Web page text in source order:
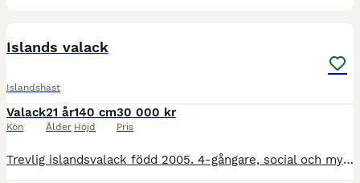
Islands valack
Islandshäst
Valack
Kön
21 år
Ålder
140 cm
Höjd
30 000 kr
Pris
Trevlig islandsvalack född 2005. 4-gångare, social och mycket snäll. Grundutbildad, måttligt riden de senaste åren. Fullt frisk. Enkel att sko och hantera. Vaccinerad och försäkrad. Säljs i förstah